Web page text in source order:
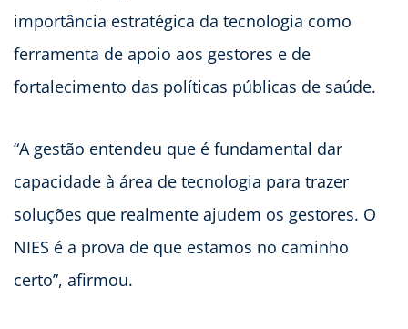
importância estratégica da tecnologia como
ferramenta de apoio aos gestores e de
fortalecimento das políticas públicas de saúde.
“A gestão entendeu que é fundamental dar
capacidade à área de tecnologia para trazer
soluções que realmente ajudem os gestores. O
NIES é a prova de que estamos no caminho
certo”, afirmou.